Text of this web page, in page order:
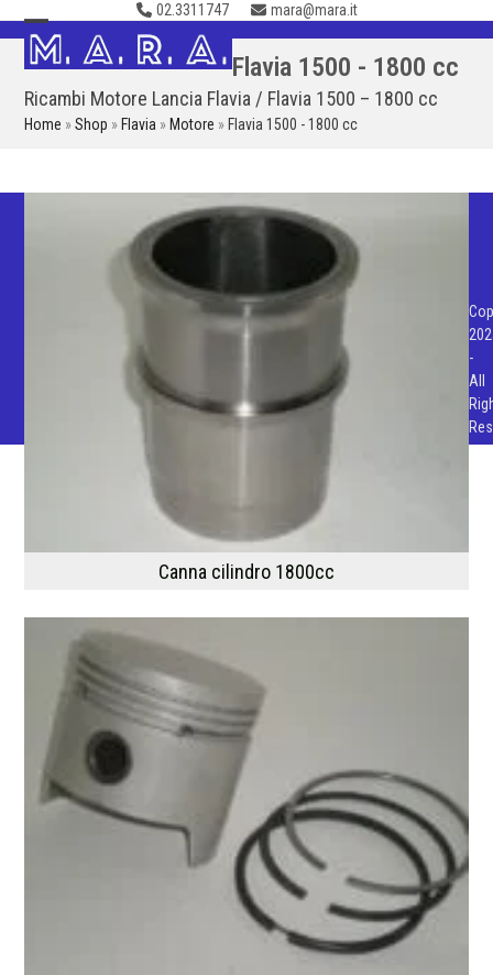
Skip
to
content
02.3311747 mara@mara.it
Open
menu
Close
menu
Flavia 1500 - 1800 cc
Ricambi Motore Lancia Flavia / Flavia 1500 – 1800 cc
Home »Shop » Flavia » Motore » Flavia 1500 - 1800 cc
Canna cilindro 1800cc
-
All